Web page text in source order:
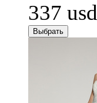
337 usd